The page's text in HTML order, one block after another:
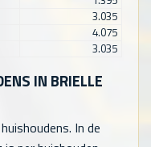
3.035
4.075
3.035
IN BRIELLE
huishoudens. In de